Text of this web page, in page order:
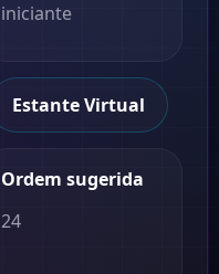
iniciante
Estante Virtual
Ordem sugerida
24